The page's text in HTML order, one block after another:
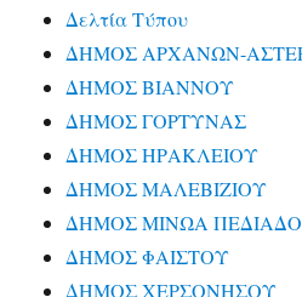
Δελτία Τύπου
ΔΗΜΟΣ ΑΡΧΑΝΩΝ-
ΔΗΜΟΣ ΒΙΑΝΝΟΥ
ΔΗΜΟΣ ΓΟΡΤΥΝΑΣ
ΔΗΜΟΣ ΗΡΑΚΛΕΙΟΥ
ΔΗΜΟΣ ΜΑΛΕΒΙΖΙΟΥ
ΔΗΜΟΣ ΜΙΝΩΑ
ΔΗΜΟΣ ΦΑΙΣΤΟΥ
ΔΗΜΟΣ ΧΕΡΣΟΝΗΣΟΥ